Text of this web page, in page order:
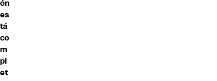
ón
es
tá
co
m
pl
et